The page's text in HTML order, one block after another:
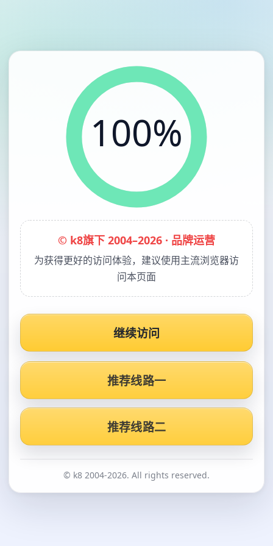
100%
© k8旗下 2004–2026 · 品牌运营
为获得更好的访问体验，建议使用主流浏览器访
问本页面
继续访问
推荐线路一
推荐线路二
© k8 2004-2026. All rights reserved.